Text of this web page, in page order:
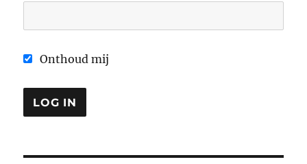
Onthoud mij